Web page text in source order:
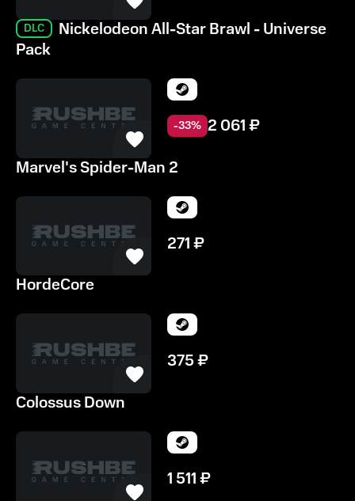
DLC
Nickelodeon All-Star Brawl - Universe
Pack
-33% 2 061₽
Marvel's Spider-Man 2
271₽
HordeCore
375₽
Colossus Down
1 511₽